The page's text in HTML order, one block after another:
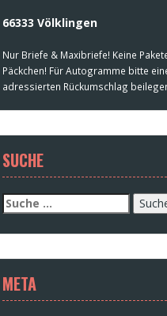
66333 Völklingen
Nur Briefe & Maxibriefe! Keine
Päckchen! Für Autogramme bitte
adressierten Rückumschlag
SUCHE
Suche
nach:
META